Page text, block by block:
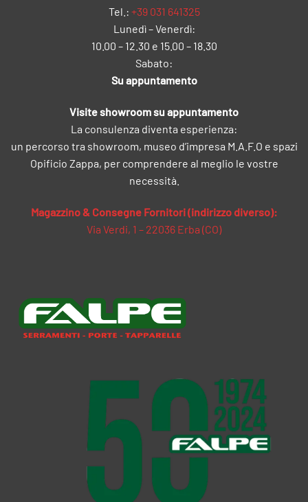
Tel.: +39 031 641325
Lunedì – Venerdì:
10.00 – 12.30 e 15.00 – 18.30
Sabato:
Su appuntamento
Visite showroom su appuntamento
La consulenza diventa esperienza:
un percorso tra showroom, museo d’impresa M.A.F.O e spazi
Opificio Zappa, per comprendere al meglio le vostre
necessità.
Magazzino & Consegne Fornitori (indirizzo diverso):
Via Verdi, 1 – 22036 Erba (CO)